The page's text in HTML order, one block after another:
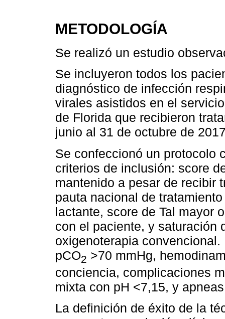
METODOLOGÍA
Se realizó un estudio
Se incluyeron todos los
diagnóstico de infección
virales asistidos en el
de Florida que recibieron
junio al 31 de octubre de
Se confeccionó un protocolo
criterios de inclusión: score
mantenido a pesar de recibir
pauta nacional de
lactante, score de Tal mayor
con el paciente, y saturación
oxigenoterapia
pCO2 >70 mmHg,
conciencia, complicaciones
mixta con pH <7,15, y
La definición de éxito de la